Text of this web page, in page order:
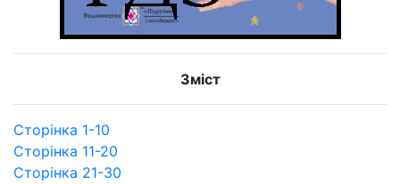
Зміст
Сторінка 1-10
Сторінка 11-20
Сторінка 21-30